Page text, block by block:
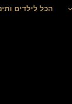
הכל לילדים